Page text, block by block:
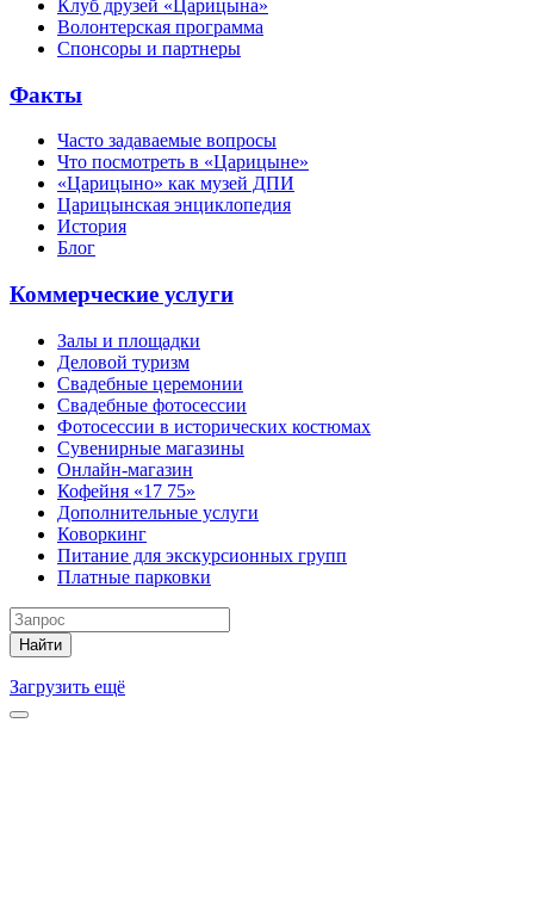
Клуб друзей «Царицына»
Волонтерская программа
Спонсоры и партнеры
Факты
Часто задаваемые вопросы
Что посмотреть в «Царицыне»
«Царицыно» как музей ДПИ
Царицынская энциклопедия
История
Блог
Коммерческие услуги
Залы и площадки
Деловой туризм
Свадебные церемонии
Свадебные фотосессии
Фотосессии в исторических костюмах
Сувенирные магазины
Онлайн-магазин
Кофейня «17 75»
Дополнительные услуги
Коворкинг
Питание для экскурсионных групп
Платные парковки
Найти
Загрузить ещё